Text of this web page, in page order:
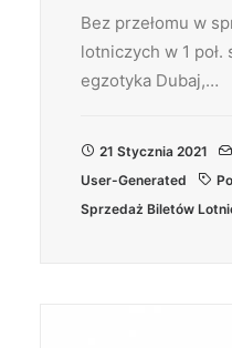
Bez przełomu w
lotniczych w 1
egzotyka Dubaj,…
21 Stycznia 2021
User-Generated
Sprzedaż Biletów